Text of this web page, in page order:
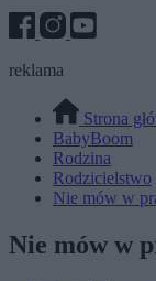
reklama
Strona
BabyBoom
Rodzina
Rodzicielstwo
Nie mów w
Nie mów w